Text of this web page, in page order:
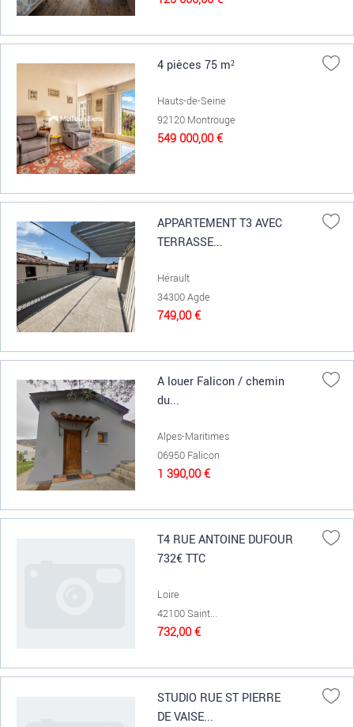
4 pièces 75 m²
Hauts-de-Seine
92120 Montrouge
549 000,00 €
APPARTEMENT T3 AVEC
TERRASSE...
Hérault
34300 Agde
749,00 €
A louer Falicon / chemin
du...
Alpes-Maritimes
06950 Falicon
1 390,00 €
T4 RUE ANTOINE DUFOUR
732€ TTC
Loire
42100 Saint...
732,00 €
STUDIO RUE ST PIERRE
DE VAISE...